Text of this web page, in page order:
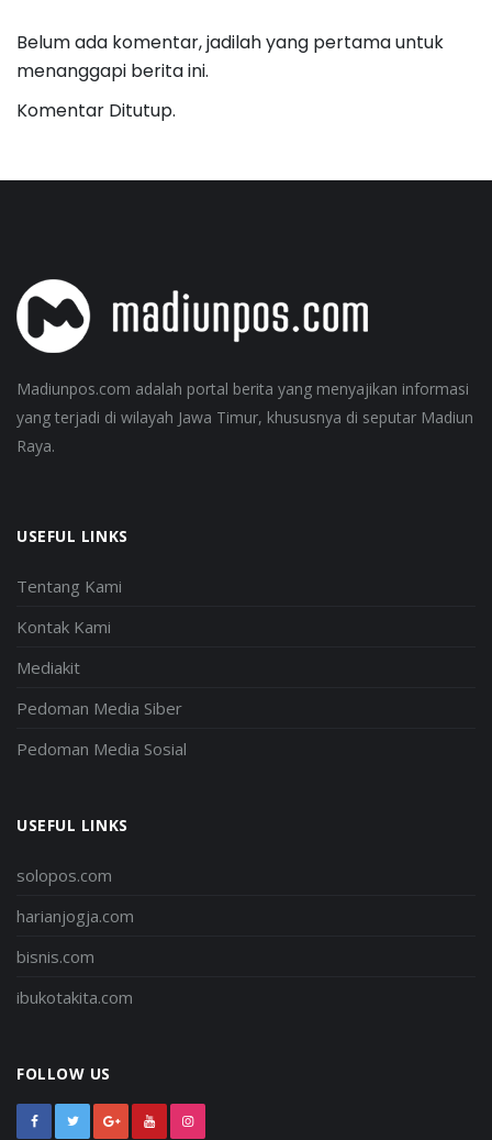
Belum ada komentar, jadilah yang pertama untuk
menanggapi berita ini.
Komentar Ditutup.
Madiunpos.com adalah portal berita yang menyajikan informasi
yang terjadi di wilayah Jawa Timur, khususnya di seputar Madiun
Raya.
USEFUL LINKS
Tentang Kami
Kontak Kami
Mediakit
Pedoman Media Siber
Pedoman Media Sosial
USEFUL LINKS
solopos.com
harianjogja.com
bisnis.com
ibukotakita.com
FOLLOW US